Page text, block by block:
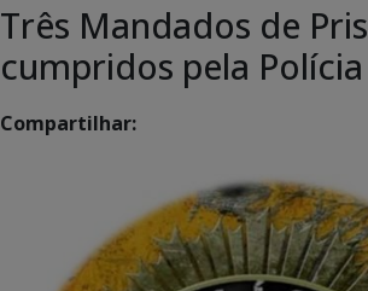
Três Mandados de
cumpridos pela Polícia
Compartilhar: